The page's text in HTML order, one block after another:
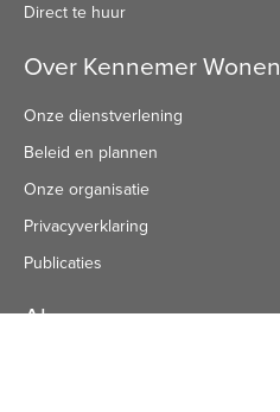
Direct te huur
Over Kennemer Wonen
Onze dienstverlening
Beleid en plannen
Onze organisatie
Privacyverklaring
Publicaties
Algemeen nummer